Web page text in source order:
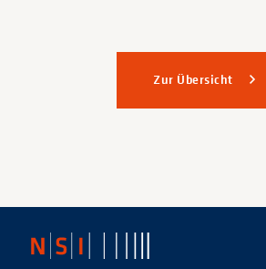
Zur Übersicht